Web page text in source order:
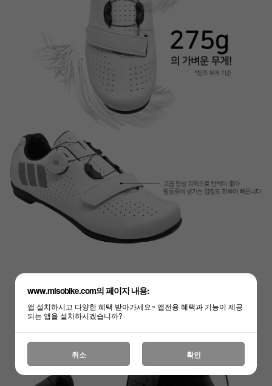
www.misobike.com의 페이지 내용:
앱 설치하시고 다양한 혜택 받아가세요~ 앱전용 혜택과 기능이 제공
되는 앱을 설치하시겠습니까?
취소 확인